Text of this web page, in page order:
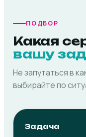
ПОДБОР
Какая
вашу
Не запутаться в
выбирайте по
Задача